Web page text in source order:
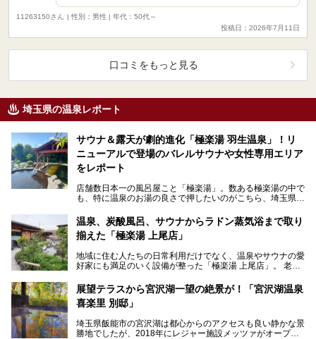
11263150さん
| 性別：男性 | 年代：50代～
投稿日：2026年7月11日
口コミをもっと見る
埼玉県の温泉レポート
サウナ＆露天が劇的進化「極楽湯 羽生温泉」！リ
ニューアルで登場のバレルサウナや女性専用エリア
をレポート
店舗数日本一の風呂屋こと「極楽湯」。数ある極楽湯の中で
も、特に温泉のお湯の良さで押したいのがこちら、埼玉県羽
温泉、炭酸風呂、サウナからラドン蒸気浴まで取り
揃えた「極楽湯 上尾店」
地域に住む人たちの日常利用だけでなく、温泉やサウナの愛
好家にも満足のいく設備が整った「極楽湯 上尾店」。 老若
展望テラスから宮沢湖一望の絶景が！「宮沢湖温泉
喜楽里 別邸」
埼玉県飯能市の宮沢湖は都心からのアクセスも良い静かな景
勝地でしたが、2018年にレジャー施設メッツァがオープ